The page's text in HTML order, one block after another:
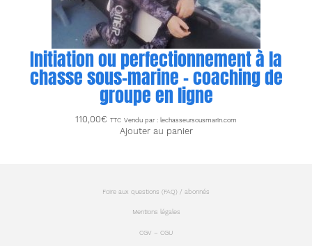
Initiation ou perfectionnement à la
chasse sous-marine – coaching de
groupe en ligne
110,00€ TTC Vendu par : lechasseursousmarin.com
Ajouter au panier
Foire aux questions (FAQ) / abonnés
Mentions légales
CGV – CGU